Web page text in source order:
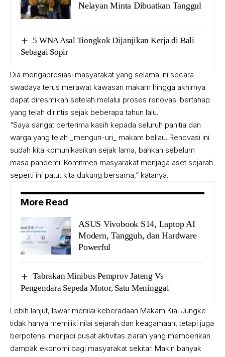
Nelayan Minta Dibuatkan Tanggul
5 WNA Asal Tiongkok Dijanjikan Kerja di Bali
Sebagai Sopir
Dia mengapresiasi masyarakat yang selama ini secara
swadaya terus merawat kawasan makam hingga akhirnya
dapat diresmikan setelah melalui proses renovasi bertahap
yang telah dirintis sejak beberapa tahun lalu.
“Saya sangat berterima kasih kepada seluruh panitia dan
warga yang telah _menguri-uri_ makam beliau. Renovasi ini
sudah kita komunikasikan sejak lama, bahkan sebelum
masa pandemi. Komitmen masyarakat menjaga aset sejarah
seperti ini patut kita dukung bersama,” katanya.
More Read
ASUS Vivobook S14, Laptop AI
Modern, Tangguh, dan Hardware
Powerful
Tabrakan Minibus Pemprov Jateng Vs
Pengendara Sepeda Motor, Satu Meninggal
Lebih lanjut, Iswar menilai keberadaan Makam Kiai Jungke
tidak hanya memiliki nilai sejarah dan keagamaan, tetapi juga
berpotensi menjadi pusat aktivitas ziarah yang memberikan
dampak ekonomi bagi masyarakat sekitar. Makin banyak